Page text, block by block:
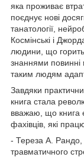
яка проживає
поєднує нові
танатології,
Космінські і
людини, що
знаннями повинні
таким людям
Завдяки
книга стала
вважаю, що книга
фахівців, які
- Тереза ​​А. Рандо,
травматичного